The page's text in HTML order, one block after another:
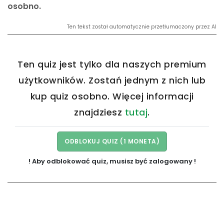
osobno.
Ten tekst został automatycznie przetłumaczony przez AI
Ten quiz jest tylko dla naszych premium
użytkowników. Zostań jednym z nich lub
kup quiz osobno. Więcej informacji
znajdziesz tutaj.
! Aby odblokować quiz, musisz być zalogowany !